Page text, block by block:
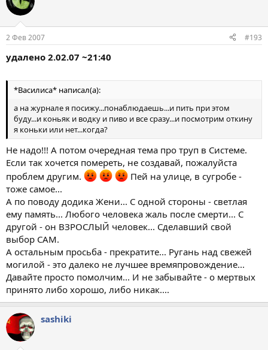
2 Фев 2007 #193
удалено 2.02.07 ~21:40
*Василиса* написал(а):
а на журнале я посижу...понаблюдаешь...и пить при этом
буду...и коньяк и водку и пиво и все сразу...и посмотрим откину
я коньки или нет...когда?
Не надо!!! А потом очередная тема про труп в Системе.
Если так хочется помереть, не создавай, пожалуйста
проблем другим.
Пей на улице, в сугробе -
тоже самое...
А по поводу додика Жени... С одной стороны - светлая
ему память... Любого человека жаль после смерти... С
другой - он ВЗРОСЛЫЙ человек... Сделавший свой
выбор САМ.
А остальным просьба - прекратите... Ругань над свежей
могилой - это далеко не лучшее времяпровождение...
Давайте просто помолчим... И не забывайте - о мертвых
принято либо хорошо, либо никак....
sashiki